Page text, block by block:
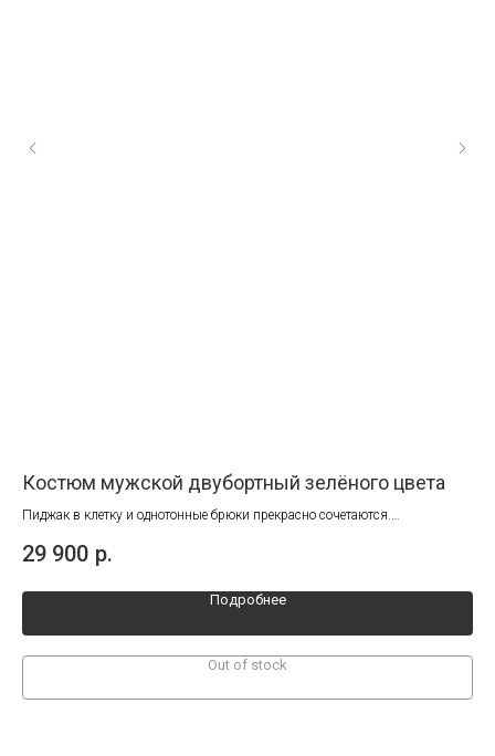
Костюм мужской двубортный зелёного цвета
Пиджак в клетку и однотонные брюки прекрасно сочетаются.
Подходит для образа на каждый день.
29 900 р.
Подробнее
Out of stock